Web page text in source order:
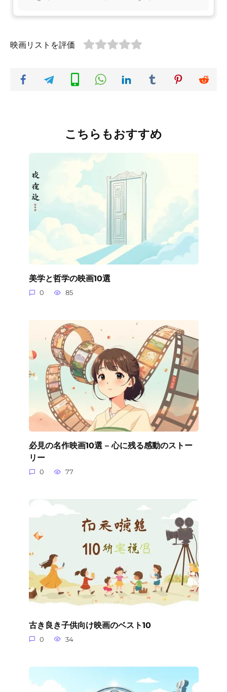
映画リストを評価
こちらもおすすめ
美学と哲学の映画10選
0 85
必見の名作映画10選 – 心に残る感動のストー
リー
0 77
古き良き子供向け映画のベスト10
0 34